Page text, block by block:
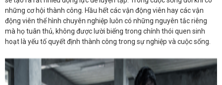
những cơ hội thành công. Hầu hết các vận động viên hay các vận
động viên thể hình chuyên nghiệp luôn có những nguyên tắc riêng
mà họ tuân thủ, không được lười biếng trong chính thói quen sinh
hoạt là yếu tố quyết định thành công trong sự nghiệp và cuộc sống.